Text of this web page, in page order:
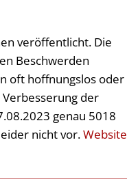
veröffentlicht. Die
Beschwerden
oft hoffnungslos oder
der
genau 5018
nicht vor.Website